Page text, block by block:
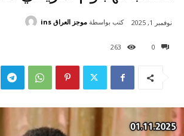
0
263
نوفمبر 1, 2025 كتب بواسطة موجز العراق ins